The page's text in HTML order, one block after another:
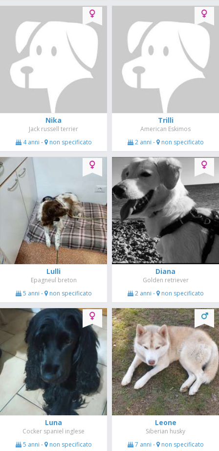
Nika
Jack russell terrier
4 anni - non specificato
Trilli
American Eskimos
2 anni - non specificato
Lulli
Epagneul breton
5 anni - non specificato
Diana
Golden retriever
2 anni - non specificato
Luna
Cocker spaniel inglese
5 anni - non specificato
Leone
Siberian husky
7 anni - non specificato